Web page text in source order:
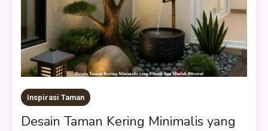
Inspirasi Taman
Desain Taman Kering Minimalis yang